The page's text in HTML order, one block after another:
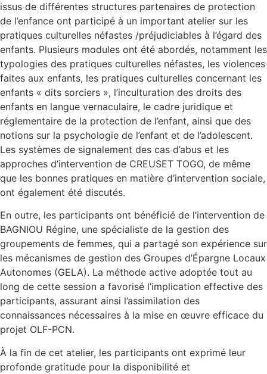
issus de différentes structures partenaires de protection
de l’enfance ont participé à un important atelier sur les
pratiques culturelles néfastes /préjudiciables à l’égard des
enfants. Plusieurs modules ont été abordés, notamment les
typologies des pratiques culturelles néfastes, les violences
faites aux enfants, les pratiques culturelles concernant les
enfants « dits sorciers », l’inculturation des droits des
enfants en langue vernaculaire, le cadre juridique et
réglementaire de la protection de l’enfant, ainsi que des
notions sur la psychologie de l’enfant et de l’adolescent.
Les systèmes de signalement des cas d’abus et les
approches d’intervention de CREUSET TOGO, de même
que les bonnes pratiques en matière d’intervention sociale,
ont également été discutés.
En outre, les participants ont bénéficié de l’intervention de
BAGNIOU Régine, une spécialiste de la gestion des
groupements de femmes, qui a partagé son expérience sur
les mécanismes de gestion des Groupes d’Épargne Locaux
Autonomes (GELA). La méthode active adoptée tout au
long de cette session a favorisé l’implication effective des
participants, assurant ainsi l’assimilation des
connaissances nécessaires à la mise en œuvre efficace du
projet OLF-PCN.
À la fin de cet atelier, les participants ont exprimé leur
profonde gratitude pour la disponibilité et